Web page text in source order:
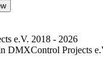
e.V. 2018 - 2026
DMXControl Projects